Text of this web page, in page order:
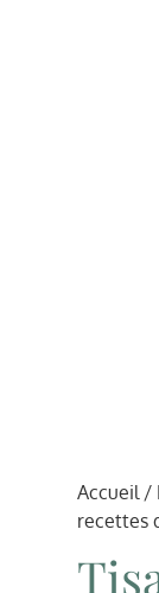
Accueil /
recettes